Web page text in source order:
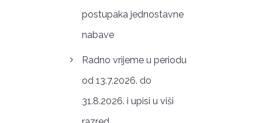
postupaka jednostavne
nabave
Radno vrijeme u periodu
od 13.7.2026. do
31.8.2026. i upisi u viši